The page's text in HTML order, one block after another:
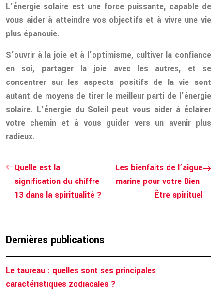
L’énergie solaire est une force puissante, capable de
vous aider à atteindre vos objectifs et à vivre une vie
plus épanouie.
S’ouvrir à la joie et à l’optimisme, cultiver la confiance
en soi, partager la joie avec les autres, et se
concentrer sur les aspects positifs de la vie sont
autant de moyens de tirer le meilleur parti de l’énergie
solaire. L’énergie du Soleil peut vous aider à éclairer
votre chemin et à vous guider vers un avenir plus
radieux.
Quelle est la
signification du chiffre
13 dans la spiritualité ?
Les bienfaits de l’aigue
marine pour votre Bien-
Être spirituel
Dernières publications
Le taureau : quelles sont ses principales
caractéristiques zodiacales ?